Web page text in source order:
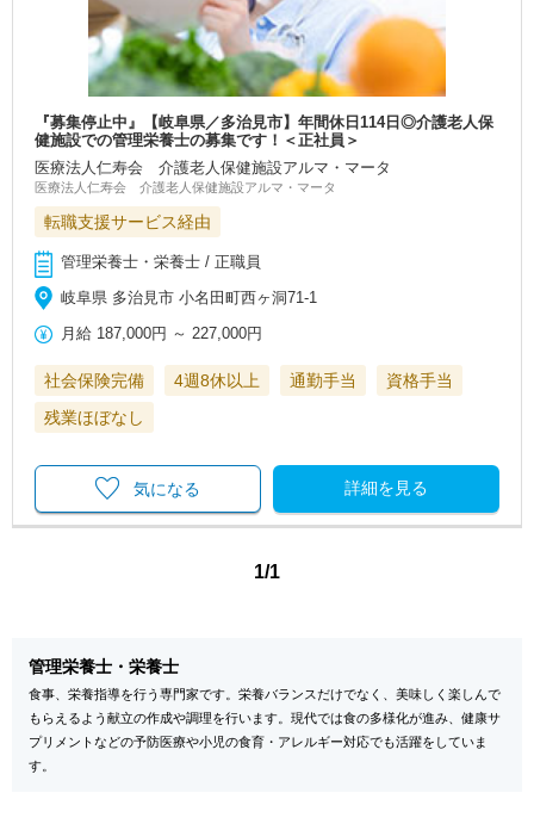
『募集停止中』【岐阜県／多治見市】年間休日114日◎介護老人保
健施設での管理栄養士の募集です！＜正社員＞
医療法人仁寿会 介護老人保健施設アルマ・マータ
医療法人仁寿会 介護老人保健施設アルマ・マータ
転職支援サービス経由
管理栄養士・栄養士 / 正職員
岐阜県 多治見市 小名田町西ヶ洞71-1
月給 187,000円 ～ 227,000円
社会保険完備 4週8休以上 通勤手当
資格手当
残業ほぼなし
詳細を見る
気になる
1/1
管理栄養士・栄養士
食事、栄養指導を行う専門家です。栄養バランスだけでなく、美味しく楽しんで
もらえるよう献立の作成や調理を行います。現代では食の多様化が進み、健康サ
プリメントなどの予防医療や小児の食育・アレルギー対応でも活躍をしていま
す。